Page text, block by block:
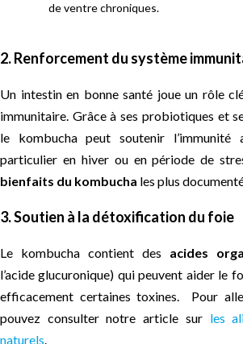
de ventre chroniques.
2. Renforcement du système
Un intestin en bonne santé joue un rôle
immunitaire. Grâce à ses probiotiques et
le kombucha peut soutenir l’immunité
particulier en hiver ou en période de
bienfaits du kombucha les plus
3. Soutien à la détoxification du foie
Le kombucha contient des acides
l’acide glucuronique) qui peuvent aider le
efficacement certaines toxines. Pour
pouvez consulter notre article sur les
naturels.